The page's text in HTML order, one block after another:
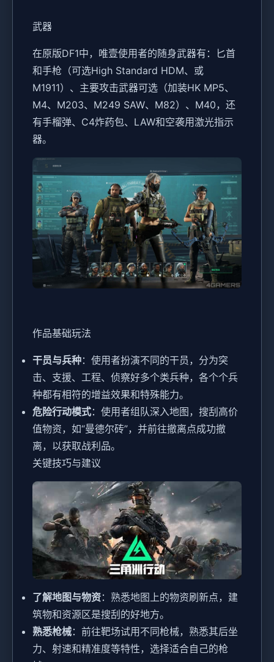
武器
在原版DF1中，唯壹使用者的随身武器有：匕首
和手枪（可选High Standard HDM、或
M1911）、主要攻击武器可选（加装HK MP5、
M4、M203、M249 SAW、M82）、M40，还
有手榴弹、C4炸药包、LAW和空袭用激光指示
器。
作品基础玩法
干员与兵种：使用者扮演不同的干员，分为突
击、支援、工程、侦察好多个类兵种，各个个兵
种都有相符的增益效果和特殊能力。
危险行动模式：使用者组队深入地图，搜刮高价
值物资，如“曼德尔砖”，并前往撤离点成功撤
离，以获取战利品。
关键技巧与建议
了解地图与物资：熟悉地图上的物资刷新点，建
筑物和资源区是搜刮的好地方。
熟悉枪械：前往靶场试用不同枪械，熟悉其后坐
力、射速和精准度等特性，选择适合自己的枪